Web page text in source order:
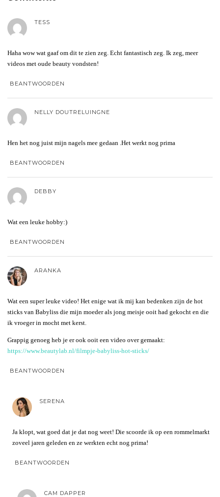
TESS
Haha wow wat gaaf om dit te zien zeg. Echt fantastisch zeg. Ik zeg, meer
videos met oude beauty vondsten!
BEANTWOORDEN
NELLY DOUTRELUINGNE
Hen het nog juist mijn nagels mee gedaan .Het werkt nog prima
BEANTWOORDEN
DEBBY
Wat een leuke hobby:)
BEANTWOORDEN
ARANKA
Wat een super leuke video! Het enige wat ik mij kan bedenken zijn de hot
sticks van Babyliss die mijn moeder als jong meisje ooit had gekocht en die
ik vroeger in mocht met kerst.
Grappig genoeg heb je er ook ooit een video over gemaakt:
https://www.beautylab.nl/filmpje-babyliss-hot-sticks/
BEANTWOORDEN
SERENA
Ja klopt, wat goed dat je dat nog weet! Die scoorde ik op een rommelmarkt
zoveel jaren geleden en ze werkten echt nog prima!
BEANTWOORDEN
CAM DAPPER